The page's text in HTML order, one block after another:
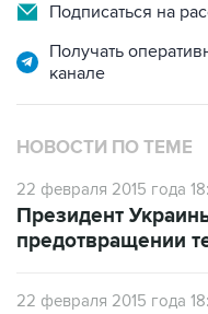
Подписаться на
Получать
канале
НОВОСТИ ПО ТЕМЕ
22 февраля 2015 года
Президент
предотвращении
22 февраля 2015 года